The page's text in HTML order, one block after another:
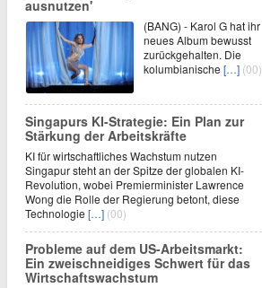
ausnutzen'
(BANG) - Karol G hat ihr
neues Album bewusst
zurückgehalten. Die
kolumbianische […] (00)
Singapurs KI-Strategie: Ein Plan zur
Stärkung der Arbeitskräfte
KI für wirtschaftliches Wachstum nutzen
Singapur steht an der Spitze der globalen KI-
Revolution, wobei Premierminister Lawrence
Wong die Rolle der Regierung betont, diese
Technologie […] (00)
Probleme auf dem US-Arbeitsmarkt:
Ein zweischneidiges Schwert für das
Wirtschaftswachstum